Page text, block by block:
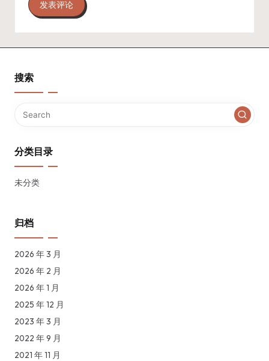
搜索
分类目录
未分类
归档
2026 年 3 月
2026 年 2 月
2026 年 1 月
2025 年 12 月
2023 年 3 月
2022 年 9 月
2021 年 11 月